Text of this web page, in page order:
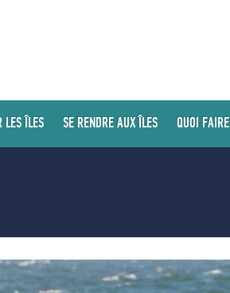
LES ÎLES SE RENDRE AUX ÎLES QUOI FAIRE